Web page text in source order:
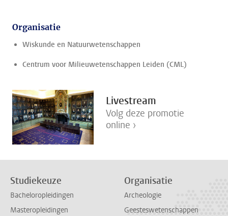
Organisatie
Wiskunde en Natuurwetenschappen
Centrum voor Milieuwetenschappen Leiden (CML)
Livestream
Volg deze promotie
online ›
Studiekeuze
Bacheloropleidingen
Masteropleidingen
Organisatie
Archeologie
Geesteswetenschappen